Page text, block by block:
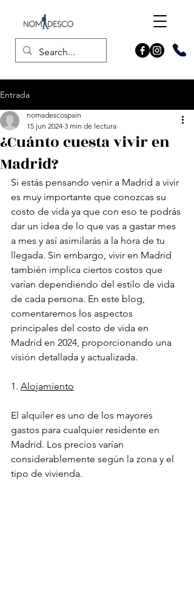
Entrada
¿Cuánto cuesta vivir en
Madrid?
nomadescospain
15 jun 2024 3 min de lectura
Si estás pensando venir a Madrid a vivir
es muy importante que conozcas su
costo de vida ya que con eso te podrás
dar un idea de lo que vas a gastar mes
a mes y así asimilarás a la hora de tu
llegada. Sin embargo, vivir en Madrid
también implica ciertos costos que
varían dependiendo del estilo de vida
de cada persona. En este blog,
comentaremos los aspectos
principales del costo de vida en
Madrid en 2024, proporcionando una
visión detallada y actualizada.
1. Alojamiento
El alquiler es uno de los mayores
gastos para cualquier residente en
Madrid. Los precios varían
considerablemente según la zona y el
tipo de vivienda.